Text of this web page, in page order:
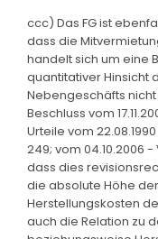
ccc) Das FG ist
dass die
handelt sich um eine
quantitativer Hinsicht
Nebengeschäfts nicht
Beschluss vom
Urteile vom 22.08.1990
249; vom 04.10.2006
dass dies
die absolute Höhe
Herstellungskosten
auch die Relation zu